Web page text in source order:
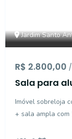
Jardim Santo
R$ 2.800,00
Sala para
Imóvel sobreloja
+ sala ampla com